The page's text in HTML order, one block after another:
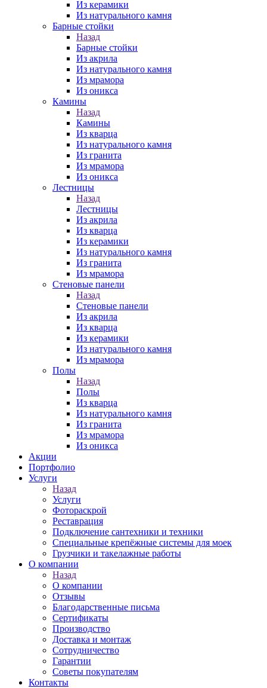
Из керамики
Из натурального камня
Барные стойки
Назад
Барные стойки
Из акрила
Из натурального камня
Из мрамора
Из оникса
Камины
Назад
Камины
Из кварца
Из натурального камня
Из гранита
Из мрамора
Из оникса
Лестницы
Назад
Лестницы
Из акрила
Из кварца
Из керамики
Из натурального камня
Из гранита
Из мрамора
Стеновые панели
Назад
Стеновые панели
Из акрила
Из кварца
Из керамики
Из натурального камня
Из мрамора
Полы
Назад
Полы
Из кварца
Из натурального камня
Из гранита
Из мрамора
Из оникса
Акции
Портфолио
Услуги
Назад
Услуги
Фотораскрой
Реставрация
Подключение сантехники и техники
Специальные крепёжные системы для моек
Грузчики и такелажные работы
О компании
Назад
О компании
Отзывы
Благодарственные письма
Сертификаты
Производство
Доставка и монтаж
Сотрудничество
Гарантии
Советы покупателям
Контакты